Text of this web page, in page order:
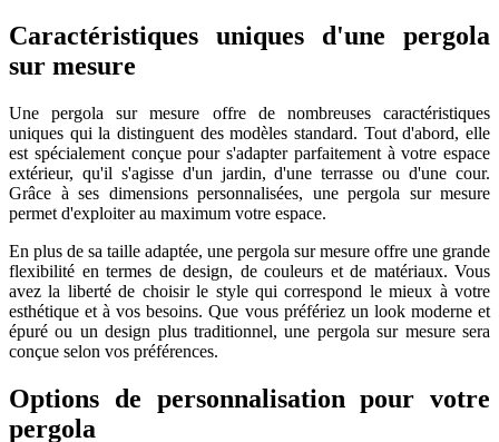
Caractéristiques uniques d'une pergola
sur mesure
Une pergola sur mesure offre de nombreuses caractéristiques
uniques qui la distinguent des modèles standard. Tout d'abord, elle
est spécialement conçue pour s'adapter parfaitement à votre espace
extérieur, qu'il s'agisse d'un jardin, d'une terrasse ou d'une cour.
Grâce à ses dimensions personnalisées, une pergola sur mesure
permet d'exploiter au maximum votre espace.
En plus de sa taille adaptée, une pergola sur mesure offre une grande
flexibilité en termes de design, de couleurs et de matériaux. Vous
avez la liberté de choisir le style qui correspond le mieux à votre
esthétique et à vos besoins. Que vous préfériez un look moderne et
épuré ou un design plus traditionnel, une pergola sur mesure sera
conçue selon vos préférences.
Options de personnalisation pour votre
pergola